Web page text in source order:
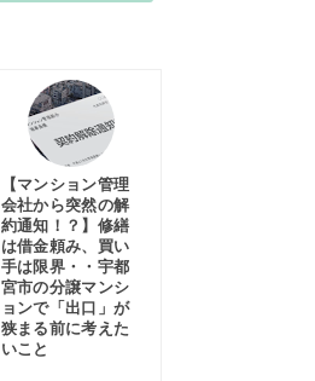
【マンション管理
会社から突然の解
約通知！？】修繕
は借金頼み、買い
手は限界・・宇都
宮市の分譲マンシ
ョンで「出口」が
狭まる前に考えた
いこと